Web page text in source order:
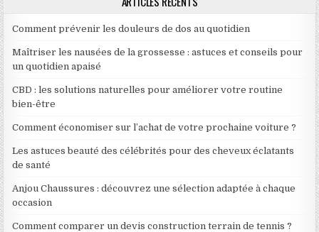
Comment prévenir les douleurs de dos au quotidien
Maîtriser les nausées de la grossesse : astuces et conseils pour
un quotidien apaisé
CBD : les solutions naturelles pour améliorer votre routine
bien-être
Comment économiser sur l’achat de votre prochaine voiture ?
Les astuces beauté des célébrités pour des cheveux éclatants
de santé
Anjou Chaussures : découvrez une sélection adaptée à chaque
occasion
Comment comparer un devis construction terrain de tennis ?